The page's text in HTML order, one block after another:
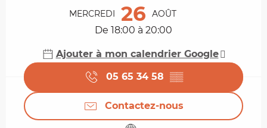
MERCREDI 26 AOÛT
De 18:00 à 20:00
Ajouter à mon calendrier Google
05 65 34 58 ▒▒
Contactez-nous